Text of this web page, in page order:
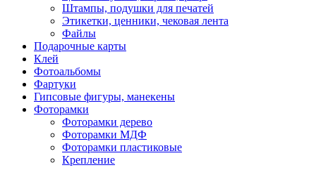
Штампы, подушки для печатей
Этикетки, ценники, чековая лента
Файлы
Подарочные карты
Клей
Фотоальбомы
Фартуки
Гипсовые фигуры, манекены
Фоторамки
Фоторамки дерево
Фоторамки МДФ
Фоторамки пластиковые
Крепление